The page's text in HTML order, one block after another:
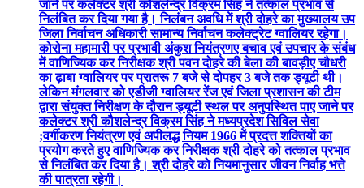
जाने पर कलेक्टर श्री कौशलेन्द्र विक्रम सिंह ने तत्काल प्रभाव से
निलंबित कर दिया गया है। निलंबन अवधि में श्री दोहरे का मुख्यालय उप
जिला निर्वाचन अधिकारी सामान्य निर्वाचन कलेक्ट्रेट ग्वालियर रहेगा।
कोरोना महामारी पर प्रभावी अंकुश नियंत्रणए बचाव एवं उपचार के संबंध
में वाणिज्यिक कर निरीक्षक श्री पवन दोहरे की बेला की बावड़ीए चौधरी
का ढ़ाबा ग्वालियर पर प्रातरू 7 बजे से दोपहर 3 बजे तक ड्यूटी थी।
लेकिन मंगलवार को एडीजी ग्वालियर रेंज एवं जिला प्रशासन की टीम
द्वारा संयुक्त निरीक्षण के दौरान ड्यूटी स्थल पर अनुपस्थित पाए जाने पर
कलेक्टर श्री कौशलेन्द्र विक्रम सिंह ने मध्यप्रदेश सिविल सेवा
;वर्गीकरण नियंत्रण एवं अपीलद्ध नियम 1966 में प्रदत्त शक्तियों का
प्रयोग करते हुए वाणिज्यिक कर निरीक्षक श्री दोहरे को तत्काल प्रभाव
से निलंबित कर दिया है। श्री दोहरे को नियमानुसार जीवन निर्वाह भत्ते
की पात्रता रहेगी।